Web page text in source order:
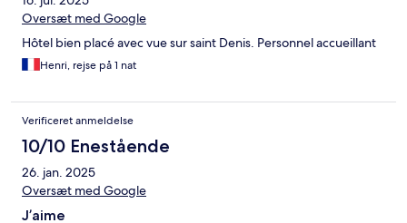
Oversæt med Google
Hôtel bien placé avec vue sur saint Denis. Personnel accueillant
Henri, rejse på 1 nat
Verificeret anmeldelse
10/10 Enestående
26. jan. 2025
Oversæt med Google
J’aime